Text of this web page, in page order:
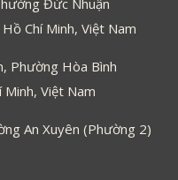
Đức Nhuận
Chí Minh, Việt Nam
Phường Hòa Bình
Việt Nam
An Xuyên (Phường 2)